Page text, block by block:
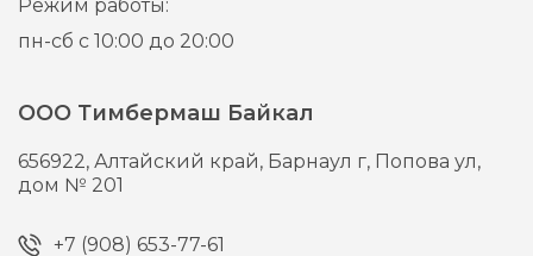
Режим работы:
пн-сб с 10:00 до 20:00
ООО Тимбермаш Байкал
656922,Алтайский край, Барнаул г, Попова ул,
дом № 201
+7 (908) 653-77-61